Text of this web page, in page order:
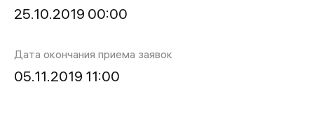
25.10.2019 00:00
Дата окончания приема заявок
05.11.2019 11:00